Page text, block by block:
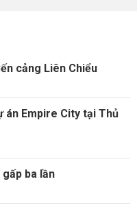
cảng Liên Chiểu
án Empire City tại Thủ
ba lần